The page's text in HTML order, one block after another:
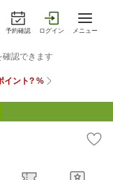
予約確認 ログイン メニュー